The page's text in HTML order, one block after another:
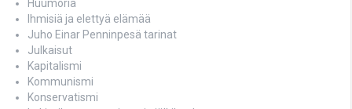
Huumoria
Ihmisiä ja elettyä elämää
Juho Einar Penninpesä tarinat
Julkaisut
Kapitalismi
Kommunismi
Konservatismi